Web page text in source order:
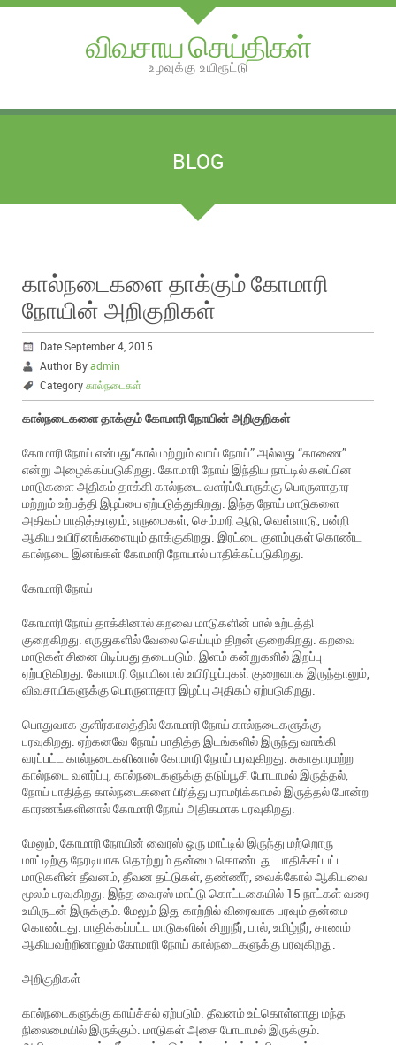
விவசாய செய்திகள்
உழவுக்கு உயிரூட்டு
BLOG
கால்நடைகளை தாக்கும் கோமாரி
நோயின் அறிகுறிகள்
Date September 4, 2015
Author Byadmin
Categoryகால்நடைகள்
கால்நடைகளை தாக்கும் கோமாரி நோயின் அறிகுறிகள்
கோமாரி நோய் என்பது“கால் மற்றும் வாய் நோய்” அல்லது “காணை”
என்று அழைக்கப்படுகிறது. கோமாரி நோய் இந்திய நாட்டில் கலப்பின
மாடுகளை அதிகம் தாக்கி கால்நடை வளர்ப்போருக்கு பொருளாதார
மற்றும் உற்பத்தி இழப்பை ஏற்படுத்துகிறது. இந்த நோய் மாடுகளை
அதிகம் பாதித்தாலும், எருமைகள், செம்மறி ஆடு, வெள்ளாடு, பன்றி
ஆகிய உயிரினங்களையும் தாக்குகிறது. இரட்டை குளம்புகள் கொண்ட
கால்நடை இனங்கள் கோமாரி நோயால் பாதிக்கப்படுகிறது.
கோமாரி நோய்
கோமாரி நோய் தாக்கினால் கறவை மாடுகளின் பால் உற்பத்தி
குறைகிறது. எருதுகளில் வேலை செய்யும் திறன் குறைகிறது. கறவை
மாடுகள் சினை பிடிப்பது தடைபடும். இளம் கன்றுகளில் இறப்பு
ஏற்படுகிறது. கோமாரி நோயினால் உயிரிழப்புகள் குறைவாக இருந்தாலும்,
விவசாயிகளுக்கு பொருளாதார இழப்பு அதிகம் ஏற்படுகிறது.
பொதுவாக குளிர்காலத்தில் கோமாரி நோய் கால்நடைகளுக்கு
பரவுகிறது. ஏற்கனவே நோய் பாதித்த இடங்களில் இருந்து வாங்கி
வரப்பட்ட கால்நடைகளினால் கோமாரி நோய் பரவுகிறது. சுகாதாரமற்ற
கால்நடை வளர்ப்பு, கால்நடைகளுக்கு தடுப்பூசி போடாமல் இருத்தல்,
நோய் பாதித்த கால்நடைகளை பிரித்து பராமரிக்காமல் இருத்தல் போன்ற
காரணங்களினால் கோமாரி நோய் அதிகமாக பரவுகிறது.
மேலும், கோமாரி நோயின் வைரஸ் ஒரு மாட்டில் இருந்து மற்றொரு
மாட்டிற்கு நேரடியாக தொற்றும் தன்மை கொண்டது. பாதிக்கப்பட்ட
மாடுகளின் தீவனம், தீவன தட்டுகள், தண்ணீர், வைக்கோல் ஆகியவை
மூலம் பரவுகிறது. இந்த வைரஸ் மாட்டு கொட்டகையில் 15 நாட்கள் வரை
உயிருடன் இருக்கும். மேலும் இது காற்றில் விரைவாக பரவும் தன்மை
கொண்டது. பாதிக்கப்பட்ட மாடுகளின் சிறுநீர், பால், உமிழ்நீர், சாணம்
ஆகியவற்றினாலும் கோமாரி நோய் கால்நடைகளுக்கு பரவுகிறது.
அறிகுறிகள்
கால்நடைகளுக்கு காய்ச்சல் ஏற்படும். தீவனம் உட்கொள்ளாது மந்த
நிலைமையில் இருக்கும். மாடுகள் அசை போடாமல் இருக்கும்.